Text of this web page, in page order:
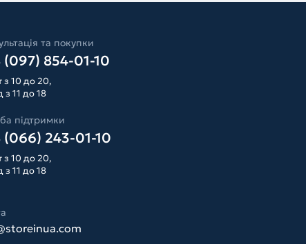
та покупки
(097) 854-01-10
з 10 до 20,
11 до 18
підтримки
(066) 243-01-10
з 10 до 20,
11 до 18